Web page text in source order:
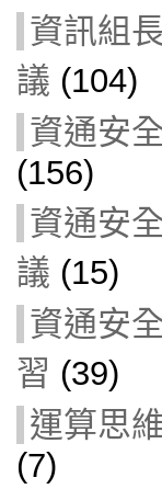
資訊組
議 (104)
資通安
(156)
資通安
議 (15)
資通安
習 (39)
運算思
(7)